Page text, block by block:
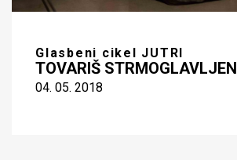
Glasbeni cikel JUTRI
TOVARIŠ STRMOGLAVLJEN
04. 05. 2018